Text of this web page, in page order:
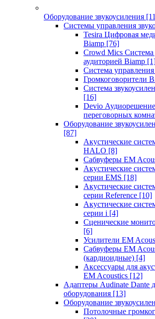
Оборудование звукоусиления
Системы управления
Tesira Цифровая
Biamp [76]
Crowd Mics
аудиторией Biamp
Система
Громкоговорители
Система
[16]
Devio
переговорных
Оборудование
[87]
Акустические
HALO [8]
Сабвуферы EM
Акустические
серии EMS [18]
Акустические
серии Reference [10]
Акустические
серии i [4]
Сценические
[6]
Усилители EM
Сабвуферы EM
(кардиоидные) [4]
Аксессуары для
EM Acoustics [12]
Адаптеры Audinate Dante
оборудования [13]
Оборудование
Потолочные